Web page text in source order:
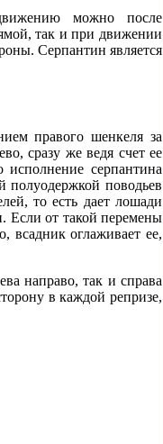
можно после
так и при движении
Серпантин является
правого шенкеля за
сразу же ведя счет ее
серпантина
полуодержкой поводьев
то есть дает лошади
Если от такой перемены
всадник оглаживает ее,
направо, так и справа
в каждой репризе,